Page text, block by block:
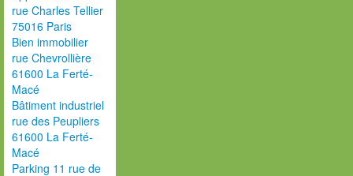
rue Charles Tellier
75016 Paris
Bien immobilier
rue Chevrollière
61600 La Ferté-
Macé
Bâtiment industriel
rue des Peupliers
61600 La Ferté-
Macé
Parking 11 rue de